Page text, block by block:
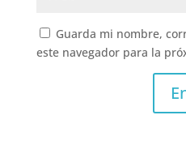
Guarda mi nombre,
este navegador para la